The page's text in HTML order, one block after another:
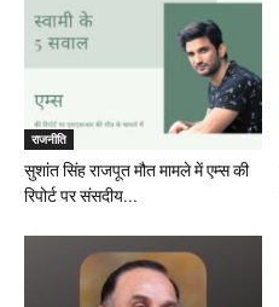
राजनीति
सुशांत सिंह राजपूत मौत मामले में एम्स की
रिपोर्ट पर संसदीय...